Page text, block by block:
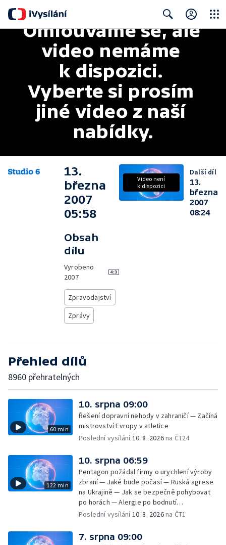
Search
Omlouváme se, ale
video nemáme
k dispozici.
Vyberte si prosím
jiné video z naší
nabídky.
13.
března
2007
05:58
Obsah
dílu
Vyrobeno
2007
Zpravodajství
Zprávy
Video není
k dispozici
Další díl
13.
března
2007
08:24
Přehled dílů
8960 přehratelných
60 min
10. srpna 09:00
Řešení dopravní nehody v zahraničí — Začíná
mistrovství Evropy v atletice
Poslední vysílání10. 8. 2026na ČT24
122 min
10. srpna 06:59
Pentagon požádal firmy o urychlení výroby
zbraní — Jaké bude počasí — Ruská agrese
na Ukrajině — Jak se bezpečně pohybovat
po horách — Alergie po bodnutí
přemnoženými vosami — Čísla za
Nedostatek dárců krve v létě — Jací jsou
Češi plavci
Poslední vysílání10. 8. 2026na ČT1
7. srpna 09:00